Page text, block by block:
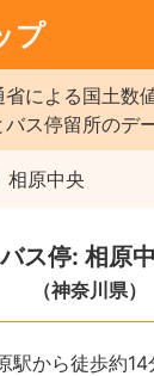
プ
による国土数
ス停留所のデ
相原中央
バス停: 相原
（神奈川県）
駅から徒歩約